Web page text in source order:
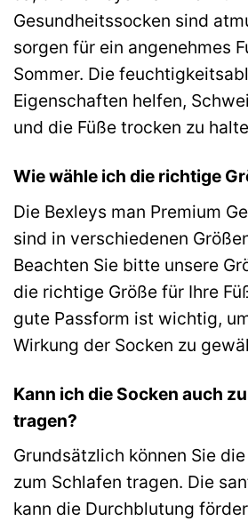
Gesundheitssocken sind
sorgen für ein angenehmes
Sommer. Die
Eigenschaften helfen,
und die Füße trocken zu
Wie wähle ich die richtige
Die Bexleys man Premium
sind in verschiedenen
Beachten Sie bitte unsere
die richtige Größe für Ihre
gute Passform ist wichtig,
Wirkung der Socken zu
Kann ich die Socken auch
tragen?
Grundsätzlich können Sie
zum Schlafen tragen. Die
kann die Durchblutung